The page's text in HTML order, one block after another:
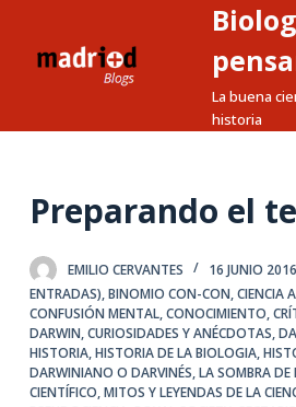
a
o
n
e
n
La buena
historia
Preparando el
EMILIO CERVANTES 16 JUNIO 2016
ENTRADAS),BINOMIO CON-CON,CIENCIA
CONFUSIÓN MENTAL,CONOCIMIENTO,
DARWIN,CURIOSIDADES Y ANÉCDOTAS,
HISTORIA,HISTORIA DE LA BIOLOGIA,
DARWINIANO O DARVINÉS,LA SOMBRA DE
CIENTÍFICO,MITOS Y LEYENDAS DE LA